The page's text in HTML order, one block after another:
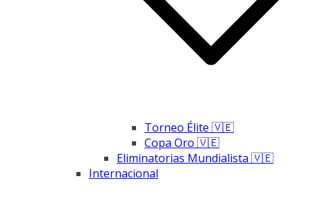
Torneo Élite 🇻🇪
Copa Oro 🇻🇪
Eliminatorias Mundialista 🇻🇪
Internacional